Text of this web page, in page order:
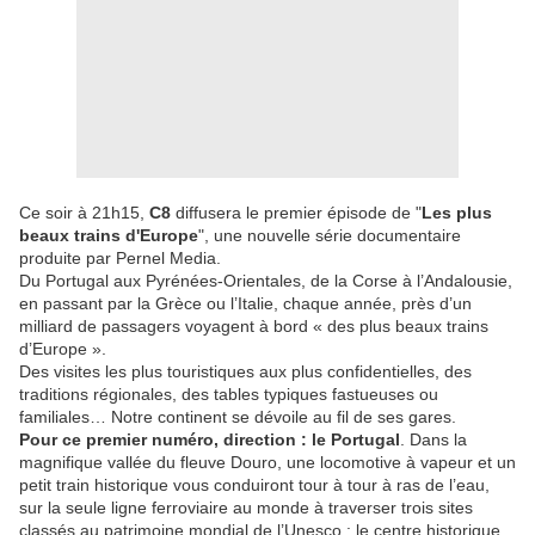
Ce soir à 21h15, C8 diffusera le premier épisode de "Les plus
beaux trains d'Europe", une nouvelle série documentaire
produite par Pernel Media.
Du Portugal aux Pyrénées-Orientales, de la Corse à l’Andalousie,
en passant par la Grèce ou l’Italie, chaque année, près d’un
milliard de passagers voyagent à bord « des plus beaux trains
d’Europe ».
Des visites les plus touristiques aux plus confidentielles, des
traditions régionales, des tables typiques fastueuses ou
familiales… Notre continent se dévoile au fil de ses gares.
Pour ce premier numéro, direction : le Portugal . Dans la
magnifique vallée du fleuve Douro, une locomotive à vapeur et un
petit train historique vous conduiront tour à tour à ras de l’eau,
sur la seule ligne ferroviaire au monde à traverser trois sites
classés au patrimoine mondial de l’Unesco : le centre historique